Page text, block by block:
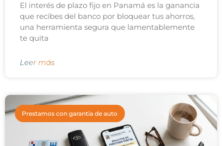
El interés de plazo fijo en Panamá es la ganancia
que recibes del banco por bloquear tus ahorros,
una herramienta segura que lamentablemente
te quita
Leer más
Prestamos con garantia de auto